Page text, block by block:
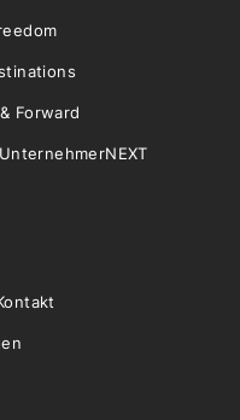
Forward
UnternehmerNEXT